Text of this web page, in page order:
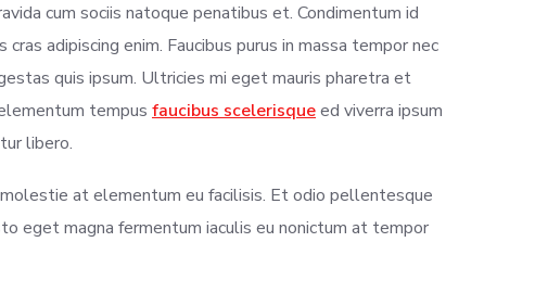
cum sociis natoque penatibus et. Condimentum id
adipiscing enim. Faucibus purus in massa tempor nec
quis ipsum. Ultricies mi eget mauris pharetra et
tempus faucibus scelerisqueed viverra ipsum
libero.
at elementum eu facilisis. Et odio pellentesque
eget magna fermentum iaculis eu nonictum at tempor